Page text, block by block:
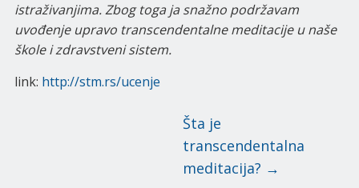
istraživanjima. Zbog toga ja snažno podržavam
uvođenje upravo transcendentalne meditacije u naše
škole i zdravstveni sistem.
link: http://stm.rs/ucenje
Šta je
transcendentalna
meditacija? →